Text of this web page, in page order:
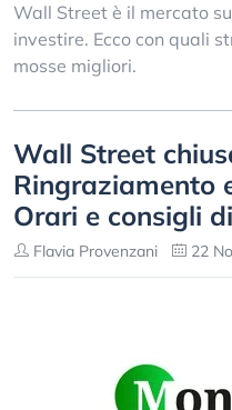
Wall Street è il mercato
investire. Ecco con quali
mosse migliori.
Wall Street
Ringraziamento
Orari e consigli
Flavia Provenzani 22